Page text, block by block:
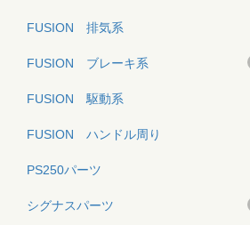
FUSION 排気系
FUSION ブレーキ系
FUSION 駆動系
FUSION ハンドル周り
PS250パーツ
シグナスパーツ